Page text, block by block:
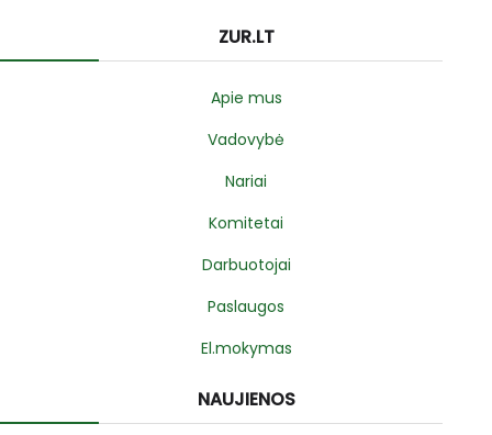
ZUR.LT
Apie mus
Vadovybė
Nariai
Komitetai
Darbuotojai
Paslaugos
El.mokymas
NAUJIENOS